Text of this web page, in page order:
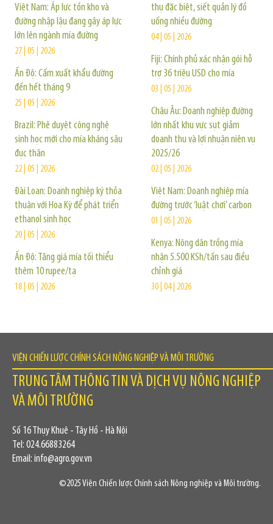
Việt Nam: Áp lực tồn kho và
đường nhập lậu đang gây áp lực
lớn lên ngành mía đường
27 | 05 | 2026
Ấn Độ: Cấm xuất khẩu đường
đến hết tháng 9
25 | 05 | 2026
Brazil: Phê duyệt công nghệ
sinh học mới cho mía kháng sâu
đục thân
22 | 05 | 2026
Đài Loan: Doanh nghiệp ký thỏa
thuận với Hoa Kỳ để phát triển
ethanol sinh học
20 | 05 | 2026
Ấn Độ: Tăng giá mía tối thiểu
thêm 10 rupee/tạ
18 | 05 | 2026
thụ đặc biệt, siết quản lý đồ
uống nhiều đường
04 | 05 | 2026
Fiji: Chính phủ xác nhận gói hỗ
trợ 36 triệu USD cho mía
03 | 05 | 2026
Châu Âu: Doanh nghiệp đường
lớn nhất khu vực sụt giảm
doanh thu và lợi nhuận niên vụ
2025/26
02 | 05 | 2026
Việt Nam: Doanh nghiệp mía
đường trước ‘luật chơi’ carbon
01 | 05 | 2026
Kenya: Nông dân trồng mía
nhận 5.500 KSh/tấn sau điều
chỉnh giá
30 | 04 | 2026
VIỆN CHIẾN LƯỢC CHÍNH SÁCH NÔNG NGHIỆP VÀ MÔI TRƯỜNG
TRUNG TÂM THÔNG TIN VÀ DỊCH VỤ NÔNG NGHIỆP
VÀ MÔI TRƯỜNG
Số 16 Thụy Khuê - Tây Hồ - Hà Nội
Tel: 024.66883264
Email: info@agro.gov.vn
©2025 Viện Chiến lược Chính sách Nông nghiệp và Môi trường.